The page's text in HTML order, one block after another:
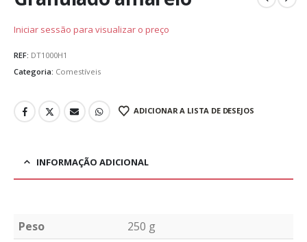
Iniciar sessão para visualizar o preço
REF: DT1000H1
Categoria: Comestíveis
ADICIONAR A LISTA DE DESEJOS
INFORMAÇÃO ADICIONAL
Peso
250 g